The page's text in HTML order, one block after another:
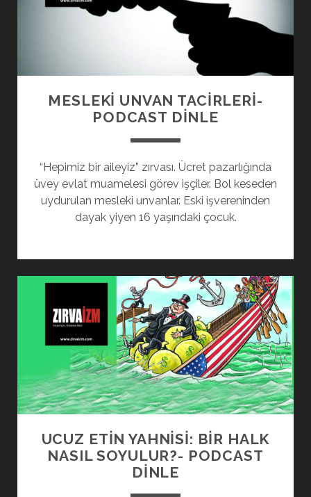
MESLEKİ UNVAN TACİRLERİ-
PODCAST DINLE
“Hepimiz bir aileyiz” zırvası. Ücret pazarlığında
üvey evlat muamelesi görev işçiler. Bol keseden
uydurulan mesleki unvanlar. Eski işvereninden
dayak yiyen 16 yaşındaki çocuk.
UCUZ ETİN YAHNİSİ: BİR HALK
NASIL SOYULUR?- PODCAST
DINLE